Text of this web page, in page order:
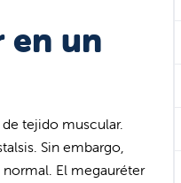
en un
tejido muscular.
Sin embargo,
El megauréter